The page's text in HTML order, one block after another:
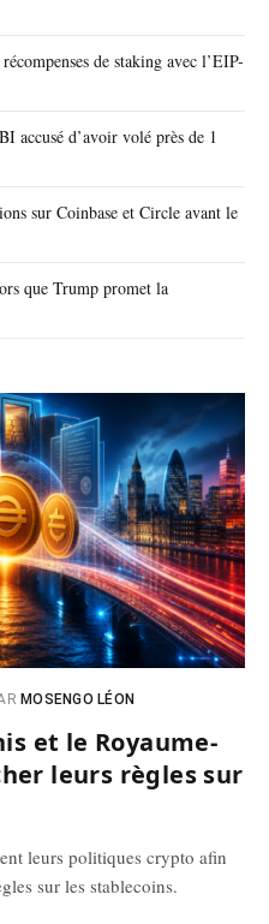
de staking avec l’EIP-
accusé d’avoir volé près de 1
sur Coinbase et Circle avant le
que Trump promet la
MOSENGO LÉON
et le Royaume-
leurs règles sur
leurs politiques crypto afin
sur les stablecoins.